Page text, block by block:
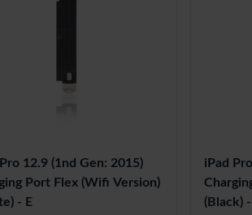
12.9 (1nd Gen: 2015)
Port Flex (Wifi Version)
- E
iPad
(Black)